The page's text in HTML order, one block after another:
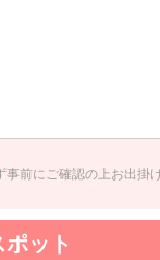
前にご確認の上お出掛け
ット